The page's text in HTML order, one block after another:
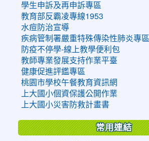
學生申訴及再申訴專區
教育部反霸凌專線1953
水痘防治宣導
疾病管制署嚴重特殊傳染性肺炎專區
防疫不停學-線上教學便利包
教師專業發展支持作業平臺
健康促進評鑑專區
桃園市學校午餐教育資訊網
上大國小個資保護公開作業
上大國小災害防救計畫書
常用連結